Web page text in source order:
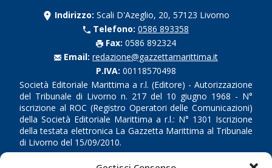
Indirizzo: Scali D'Azeglio, 20, 57123 Livorno
Telefono: 0586 893358
Fax: 0586 892324
Email: redazione@gazzettamarittima.it
P.IVA: 00118570498
Società Editoriale Marittima a r.l. (Editore) - Autorizzazione
del Tribunale di Livorno n. 217 del 10 giugno 1968 - N°
iscrizione al ROC (Registro Operatori delle Comunicazioni)
della Società Editoriale Marittima a r.l.: N° 1301 Iscrizione
della testata elettronica La Gazzetta Marittima al Tribunale
di Livorno del 15/09/2010.